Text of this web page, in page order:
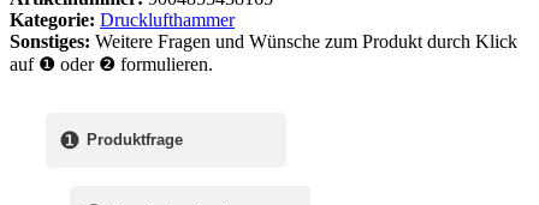
Kategorie: Drucklufthammer
Sonstiges: Weitere Fragen und Wünsche zum Produkt durch Klick
auf ❶ oder ❷ formulieren.
❶ Produktfrage